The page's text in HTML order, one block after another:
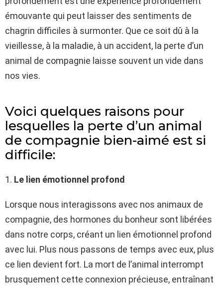
émouvante qui peut laisser des sentiments de
chagrin difficiles à surmonter. Que ce soit dû à la
vieillesse, à la maladie, à un accident, la perte d’un
animal de compagnie laisse souvent un vide dans
nos vies.
Voici quelques raisons pour
lesquelles la perte d’un animal
de compagnie bien-aimé est si
difficile:
1. Le lien émotionnel profond
Lorsque nous interagissons avec nos animaux de
compagnie, des hormones du bonheur sont libérées
dans notre corps, créant un lien émotionnel profond
avec lui. Plus nous passons de temps avec eux, plus
ce lien devient fort. La mort de l’animal interrompt
brusquement cette connexion précieuse, entraînant